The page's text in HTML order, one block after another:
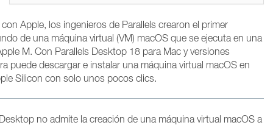
Apple, los ingenieros de Parallels crearon el primer
de una máquina virtual (VM) macOS que se ejecuta en una
M. Con Parallels Desktop 18 para Mac y versiones
puede descargar e instalar una máquina virtual macOS en
Silicon con solo unos pocos clics.
no admite la creación de una máquina virtual macOS a